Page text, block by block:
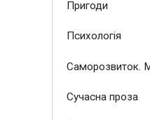
Пригоди
Психологія
Саморозвиток.
Сучасна проза